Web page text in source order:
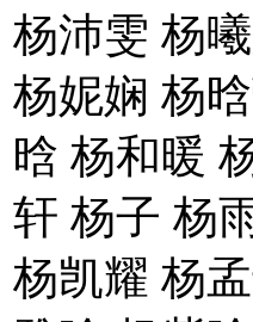
杨沛雯 杨
杨妮娴 杨
晗 杨和暖
轩 杨子 杨
杨凯耀 杨